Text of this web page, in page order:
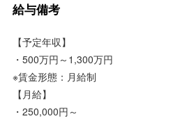
給与備考
【予定年収】
・500万円～1,300万円
※賃金形態：月給制
【月給】
・250,000円～